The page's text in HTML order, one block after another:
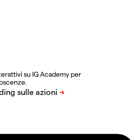
su IG Academy per